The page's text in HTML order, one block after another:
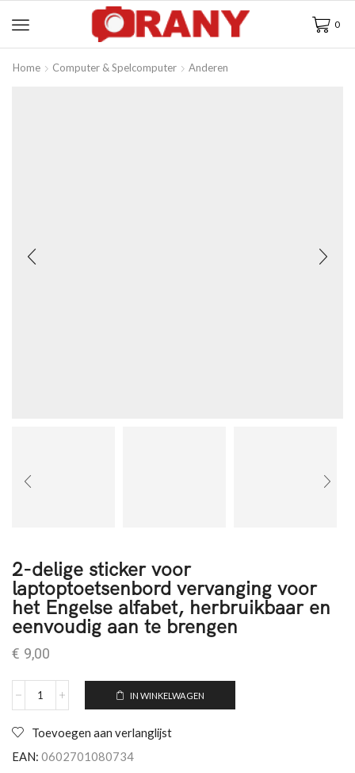
0
Home Computer & Spelcomputer Anderen
2-delige sticker voor
laptoptoetsenbord vervanging voor
het Engelse alfabet, herbruikbaar en
eenvoudig aan te brengen
€ 9,00
IN WINKELWAGEN
Toevoegen aan verlanglijst
EAN: 0602701080734